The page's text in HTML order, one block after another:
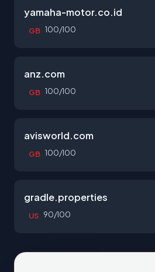
yamaha-motor.co.id
GB 100/100
anz.com
GB 100/100
avisworld.com
GB 100/100
gradle.properties
US 90/100